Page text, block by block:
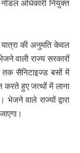
अधिकारी नियुक्‍त
यात्रा की अनुमति केवल
वाली राज्‍य सरकारों
तक सैनिटाइज्‍ड बसों में
करते हुए जत्‍थों में लाना
वाले राज्‍यों द्वारा